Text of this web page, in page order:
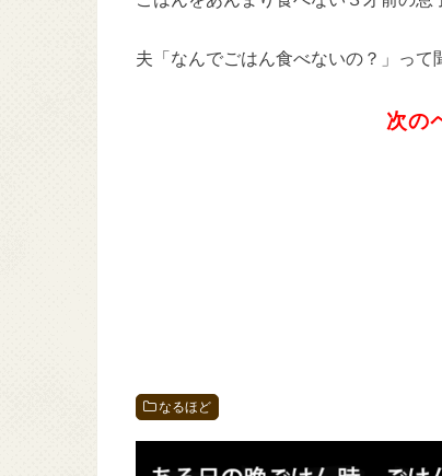
夫「なんでごはん食べないの？」っ
次の
なるほど